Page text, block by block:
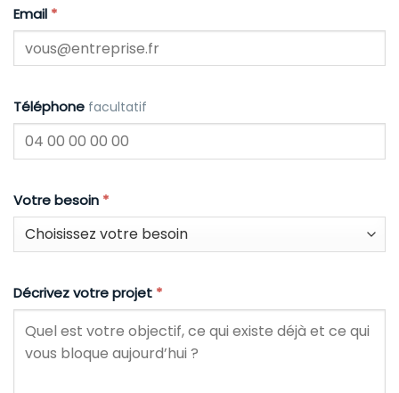
Email *
Téléphone facultatif
Votre besoin *
Décrivez votre projet *